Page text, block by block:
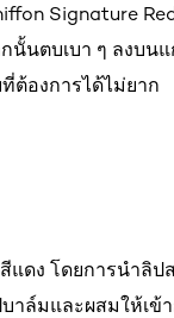
Signature
นั้นตบเบา ๆ ลงบ
ต้องการได้ไม่ยาก
ดง โดยการนำลิ
าล์มและผสมให้เ